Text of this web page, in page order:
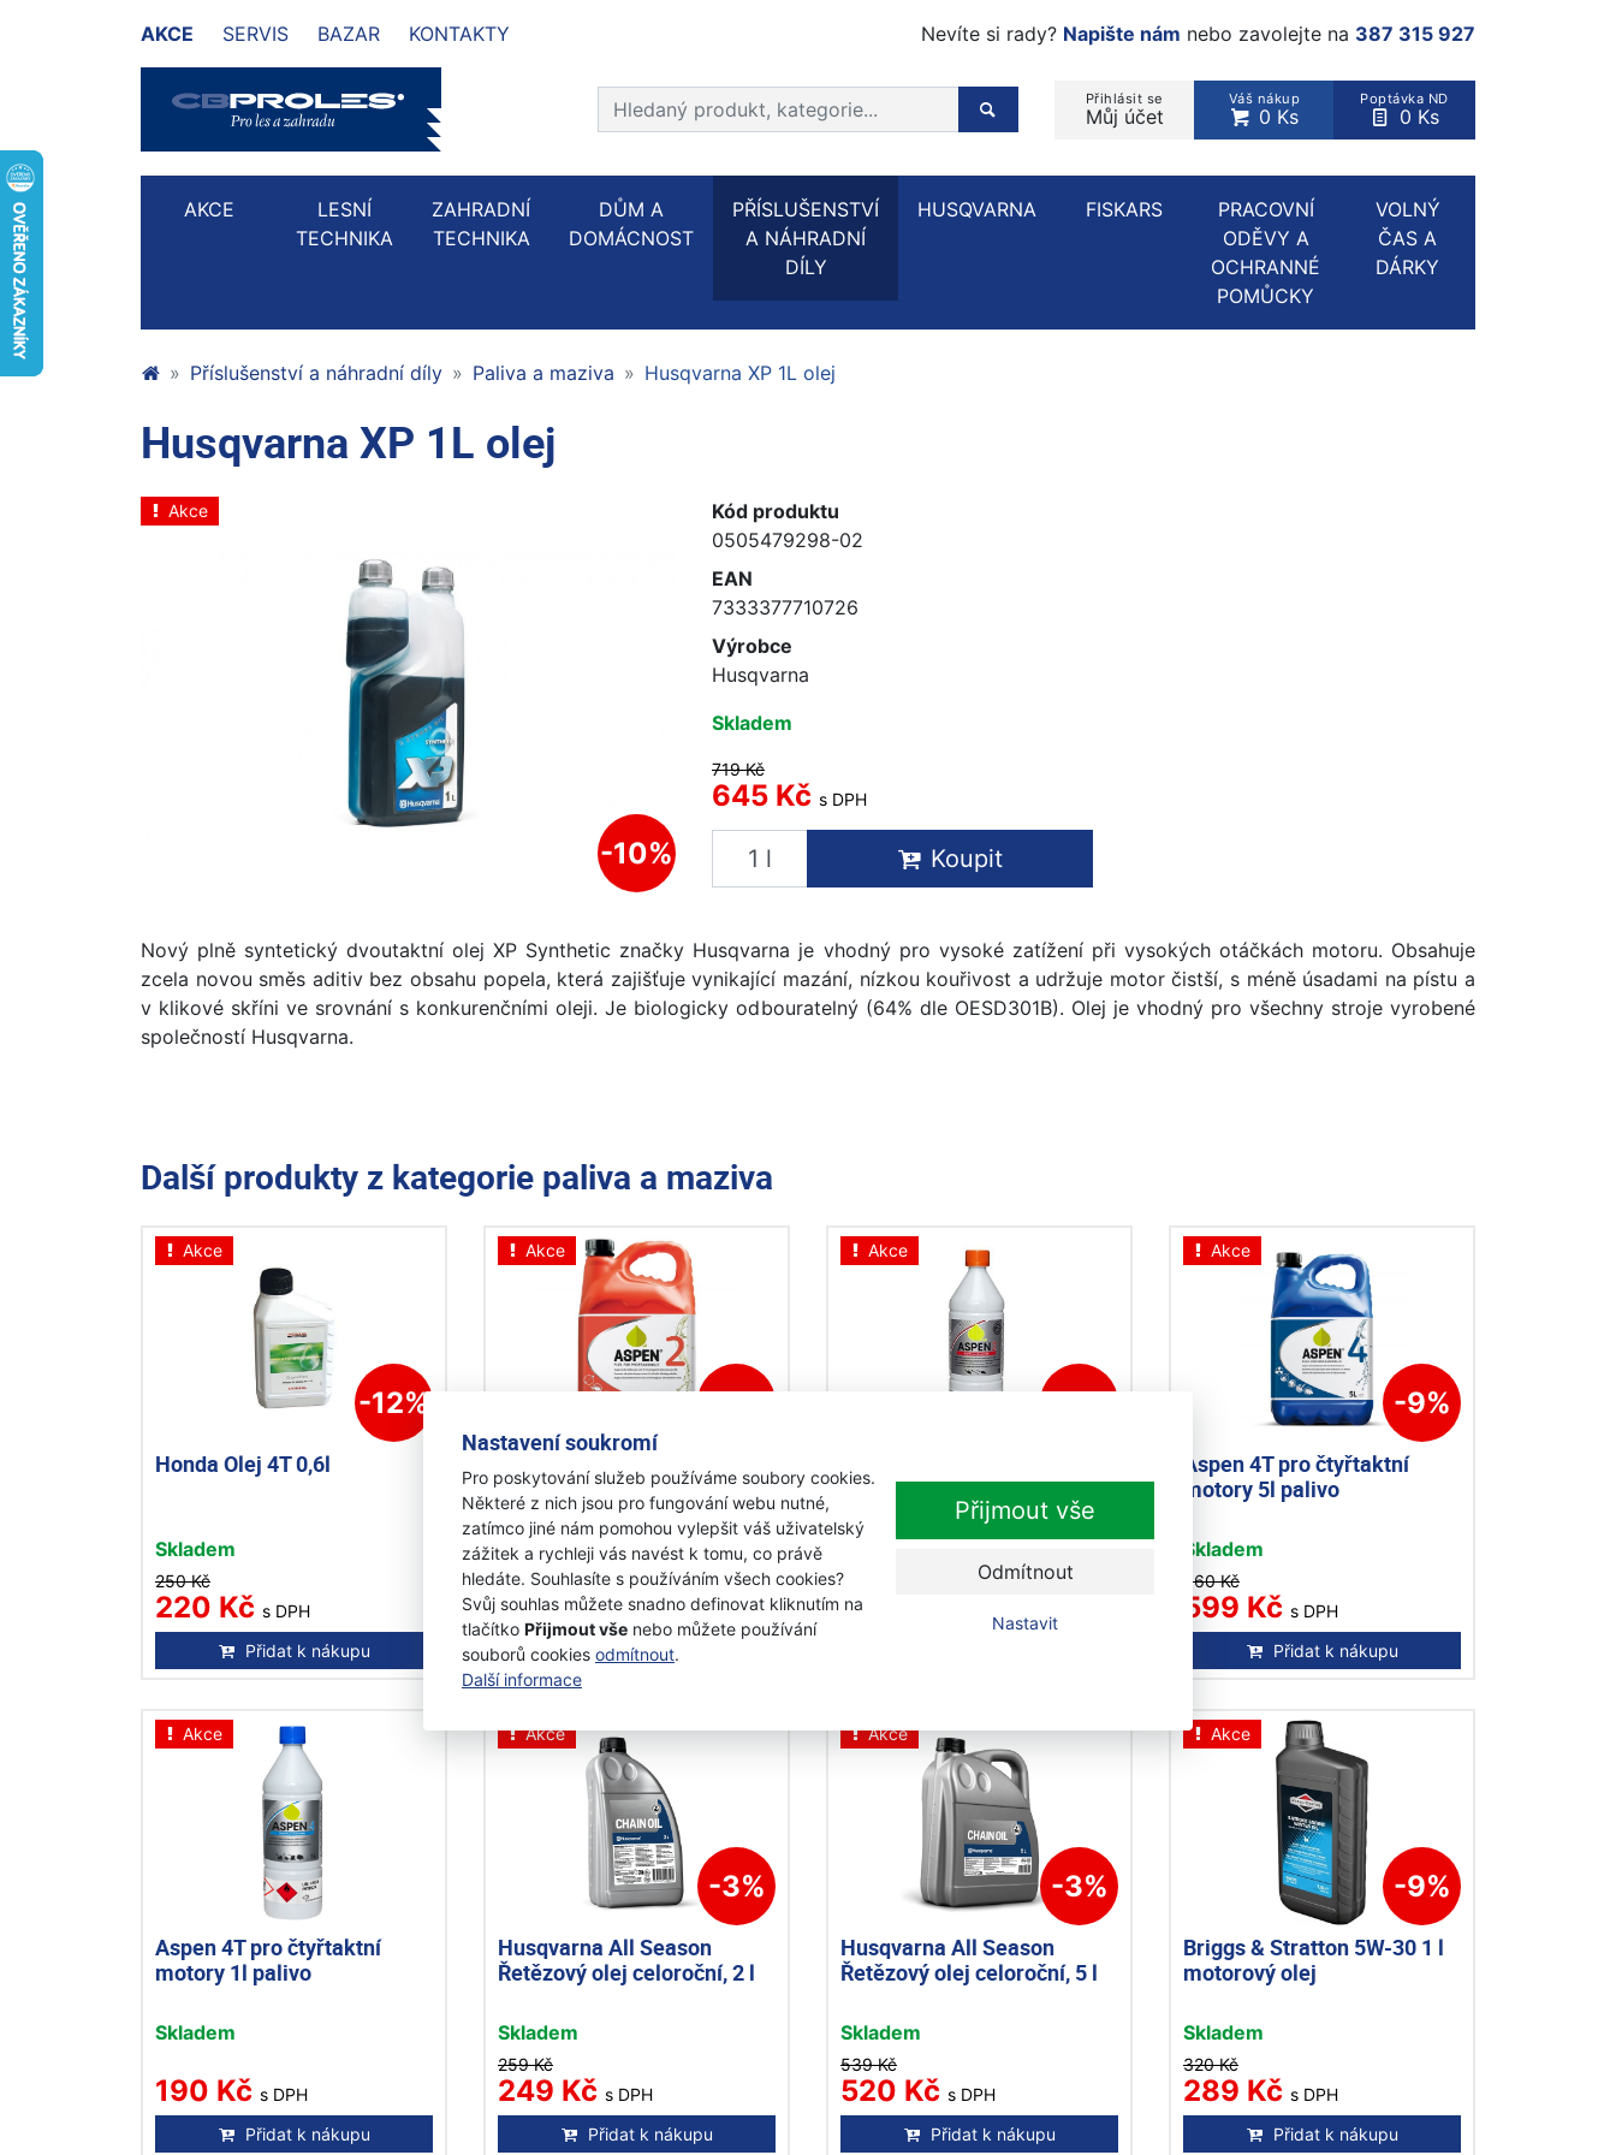
Nastavení soukromí
Pro poskytování služeb používáme soubory cookies.
Některé z nich jsou pro fungování webu nutné,
zatímco jiné nám pomohou vylepšit váš uživatelský
zážitek a rychleji vás navést k tomu, co právě
hledáte. Souhlasíte s používáním všech cookies?
Svůj souhlas můžete snadno definovat kliknutím na
tlačítko Přijmout vše nebo můžete používání
souborů cookies odmítnout.
Další informace
Přijmout vše
Odmítnout
Nastavit
AKCE SERVIS BAZAR KONTAKTY Nevíte si rady? Napište nám nebo zavolejte na 387 315 927
Přihlásit se
Můj účet
Váš nákup
0 Ks
Poptávka ND
0 Ks
Prohledat web
Hledaný produkt, kategorie...
AKCE
LESNÍ
TECHNIKA
ZAHRADNÍ
TECHNIKA
DŮM A
DOMÁCNOST
PŘÍSLUŠENSTVÍ
A NÁHRADNÍ
DÍLY
HUSQVARNA FISKARS
PRACOVNÍ
ODĚVY A
OCHRANNÉ
POMŮCKY
VOLNÝ
ČAS A
DÁRKY
Příslušenství a náhradní díly Paliva a maziva Husqvarna XP 1L olej
Husqvarna XP 1L olej
Akce
-10%
Kód produktu
0505479298-02
EAN
7333377710726
Výrobce
Husqvarna
Skladem
719 Kč
645 Kč s DPH
Koupit
Nový plně syntetický dvoutaktní olej XP Synthetic značky Husqvarna je vhodný pro vysoké zatížení při vysokých otáčkách motoru. Obsahuje
zcela novou směs aditiv bez obsahu popela, která zajišťuje vynikající mazání, nízkou kouřivost a udržuje motor čistší, s méně úsadami na pístu a
v klikové skříni ve srovnání s konkurenčními oleji. Je biologicky odbouratelný (64% dle OESD301B). Olej je vhodný pro všechny stroje vyrobené
společností Husqvarna.
Další produkty z kategorie paliva a maziva
Akce
-12%
Honda Olej 4T 0,6l
Skladem
250 Kč
220 Kč s DPH
Přidat k nákupu
Akce
-10%
Aspen 2T pro dvoutaktní
motory 5l palivo
Skladem
650 Kč
580 Kč s DPH
Přidat k nákupu
Akce
-9%
Aspen 2T pro dvoutaktní
motory 1l palivo
175 Kč
159 Kč
Akce
-9%
Aspen 4T pro čtyřtaktní
motory 5l palivo
Skladem
660 Kč
599 Kč s DPH
Přidat k nákupu
Akce
Aspen 4T pro čtyřtaktní
motory 1l palivo
Skladem
190 Kč s DPH
Přidat k nákupu
Akce
-3%
Husqvarna All Season
Řetězový olej celoroční, 2 l
Skladem
259 Kč
249 Kč s DPH
Přidat k nákupu
Akce
-3%
Husqvarna All Season
Řetězový olej celoroční, 5 l
Skladem
539 Kč
520 Kč s DPH
Přidat k nákupu
Akce
-9%
Briggs & Stratton 5W-30 1 l
motorový olej
Skladem
320 Kč
289 Kč s DPH
Přidat k nákupu